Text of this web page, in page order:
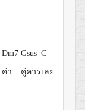
Dm7 Gsus C
ค่า คู่ควรเลย